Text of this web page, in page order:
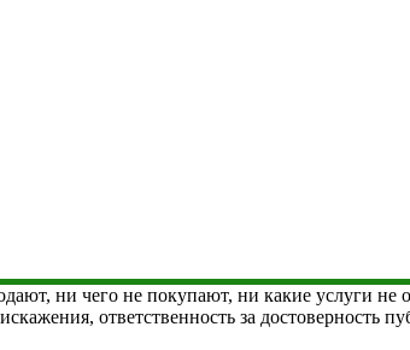
ни чего не покупают, ни какие услуги не
ответственность за достоверность